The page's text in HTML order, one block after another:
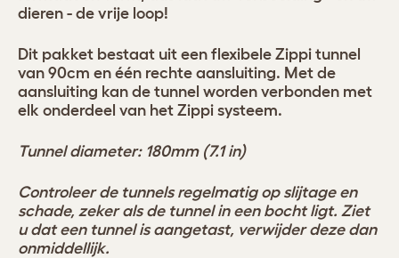
dieren - de vrije loop!
Dit pakket bestaat uit een flexibele Zippi tunnel
van 90cm en één rechte aansluiting. Met de
aansluiting kan de tunnel worden verbonden met
elk onderdeel van het Zippi systeem.
Tunnel diameter: 180mm (7.1 in)
Controleer de tunnels regelmatig op slijtage en
schade, zeker als de tunnel in een bocht ligt. Ziet
u dat een tunnel is aangetast, verwijder deze dan
onmiddellijk.